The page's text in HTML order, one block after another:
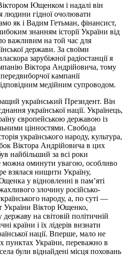
Ющенком і надалі він
людини гідної очолювати
як і Вадим Гетьман, фінансист,
знанням історії України від
важливим на той час для
держави. За своїми
зарубіжної радіостанції я
Віктора Андрійовича, тому
кампанії
медійним супроводом.
український Президент. Він
української нації. Українець,
європейською державою із
цінностями. Свобода
українського народу, культура,
Віктора Андрійовича в цих
найбільший за всі роки
можна оминути увагою, особливо
взялася нищити Україну,
у відновленні в пам’яті
злочину російсько-
народу, а, по суті —
України Віктор Ющенко,
на світовій політичній
країни і їх лідерів визнати
нації. Вперше, мало не
пунктах України, переважно в
були віднайдені місця поховань